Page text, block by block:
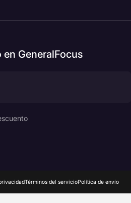
GeneralFocus
Términos del servicioPolítica de envío